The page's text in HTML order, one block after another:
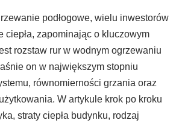
podłogowe, wielu inwestorów
ciepła, zapominając o kluczowym
rozstaw rur w wodnym ogrzewaniu
on w największym stopniu
równomierności grzania oraz
W artykule krok po kroku
straty ciepła budynku, rodzaj